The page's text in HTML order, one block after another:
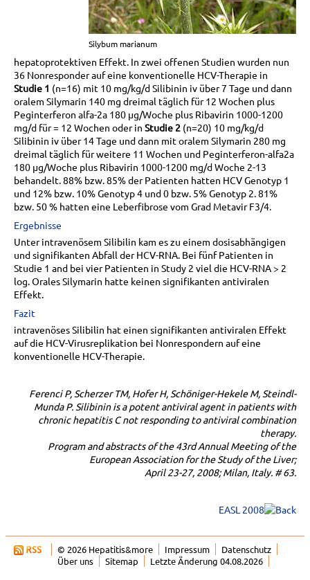
Silybum marianum
hepatoprotektiven Effekt. In zwei offenen Studien wurden nun
36 Nonresponder auf eine konventionelle HCV-Therapie in
Studie 1 (n=16) mit 10 mg/kg/d Silibinin iv über 7 Tage und dann
oralem Silymarin 140 mg dreimal täglich für 12 Wochen plus
Peginterferon alfa-2a 180 µg/Woche plus Ribavirin 1000-1200
mg/d für = 12 Wochen oder in Studie 2 (n=20) 10 mg/kg/d
Silibinin iv über 14 Tage und dann mit oralem Silymarin 280 mg
dreimal täglich für weitere 11 Wochen und Peginterferon-alfa2a
180 µg/Woche plus Ribavirin 1000-1200 mg/d Woche 2-13
behandelt. 88% bzw. 85% der Patienten hatten HCV Genotyp 1
und 12% bzw. 10% Genotyp 4 und 0 bzw. 5% Genotyp 2. 81%
bzw. 50 % hatten eine Leberfibrose vom Grad Metavir F3/4.
Ergebnisse
Unter intravenösem Silibilin kam es zu einem dosisabhängigen
und signifikanten Abfall der HCV-RNA. Bei fünf Patienten in
Studie 1 and bei vier Patienten in Study 2 viel die HCV-RNA > 2
log. Orales Silymarin hatte keinen signifikanten antiviralen
Effekt.
Fazit
intravenöses Silibilin hat einen signifikanten antiviralen Effekt
auf die HCV-Virusreplikation bei Nonrespondern auf eine
konventionelle HCV-Therapie.
Ferenci P, Scherzer TM, Hofer H, Schöniger-Hekele M, Steindl-
Munda P. Silibinin is a potent antiviral agent in patients with
chronic hepatitis C not responding to antiviral combination
therapy.
Program and abstracts of the 43rd Annual Meeting of the
European Association for the Study of the Liver;
April 23-27, 2008; Milan, Italy. # 63.
EASL 2008
© 2026 Hepatitis&more Impressum
Datenschutz
Über uns
Sitemap Letzte Änderung 04.08.2026